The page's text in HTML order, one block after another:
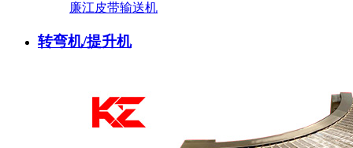
廉江皮带输送机
转弯机/提升机